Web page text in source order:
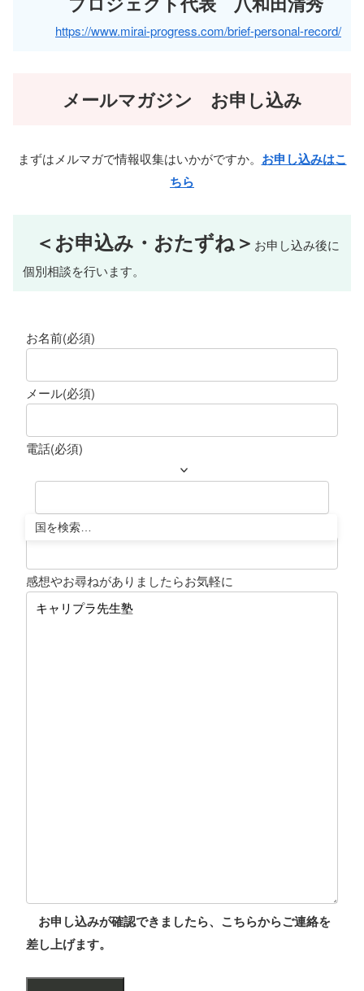
https://www.mirai-progress.com/brief-personal-record/
メールマガジン お申し込み
まずはメルマガで情報収集はいかがですか。 お申し込みはこ
ちら
＜お申込み・おたずね＞ お申し込み後に
個別相談を行います。
お名前(必須)
メール(必須)
電話(必須)
ご住所(必須)
感想やお尋ねがありましたらお気軽に
お申し込みが確認できましたら、こちらからご連絡を
差し上げます。